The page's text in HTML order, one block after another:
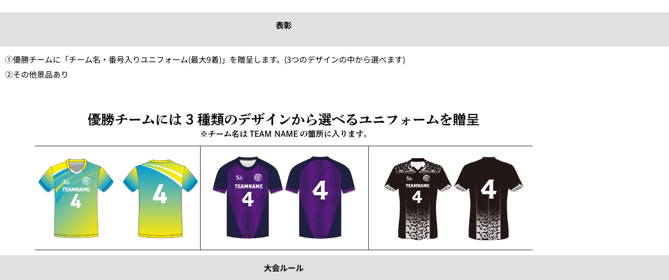
表彰
①優勝チームに「チーム名・番号入りユニフォーム(最大9着)」を贈呈します。(3つのデザインの中から選べます)
②その他景品あり
大会ルール